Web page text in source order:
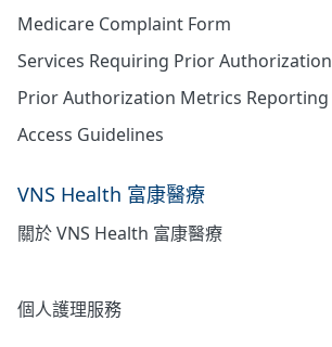
Medicare Complaint Form
Services Requiring Prior Authorization
Prior Authorization Metrics Reporting
Access Guidelines
VNS Health 富康醫療
關於 VNS Health 富康醫療
個人護理服務